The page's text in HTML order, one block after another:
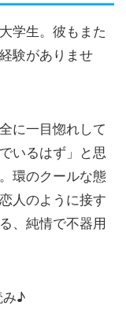
学生。彼もまた
験がありませ
に一目惚れして
いるはず」と思
環のクールな態
人のように接す
、純情で不器用
み♪